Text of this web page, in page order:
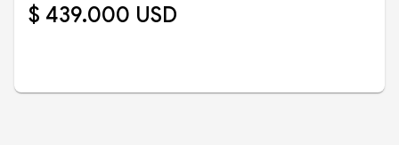
$ 439.000 USD